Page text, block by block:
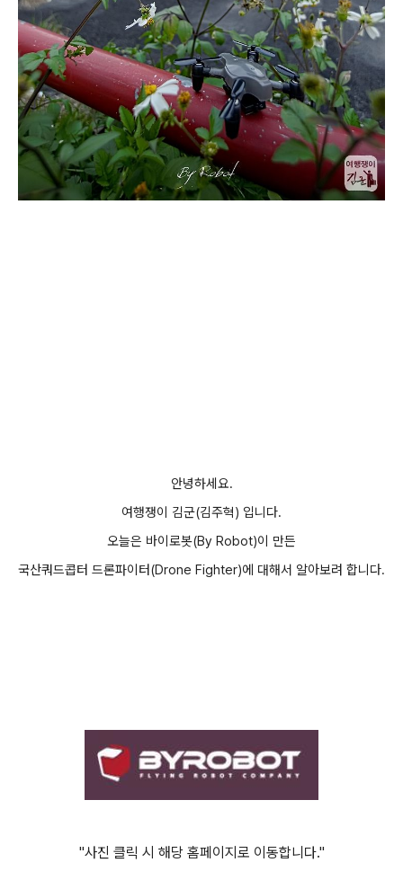
안녕하세요.
여행쟁이 김군(김주혁) 입니다.
오늘은 바이로봇(By Robot)이 만든
국산쿼드콥터 드론파이터(Drone Fighter)에 대해서 알아보려 합니다.
"사진 클릭 시 해당 홈페이지로 이동합니다."